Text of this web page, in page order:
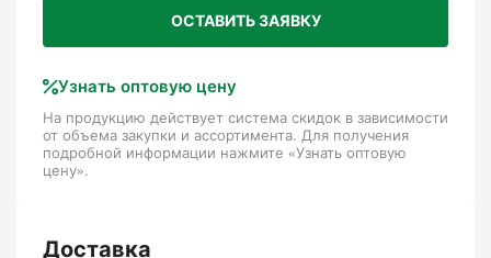
ОСТАВИТЬ ЗАЯВКУ
Узнать оптовую цену
На продукцию действует система скидок в зависимости
от объема закупки и ассортимента. Для получения
подробной информации нажмите «Узнать оптовую
цену».
Доставка